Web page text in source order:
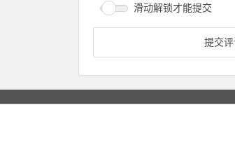
滑动解锁才能提交